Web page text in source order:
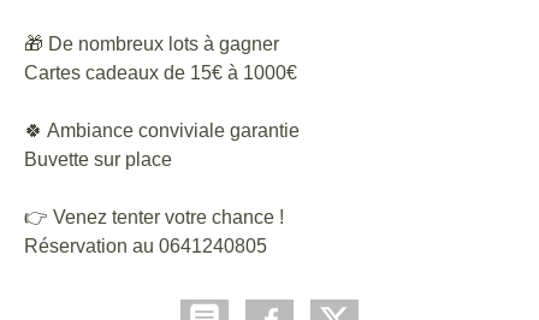
🎁 De nombreux lots à gagner
Cartes cadeaux de 15€ à 1000€
🍀 Ambiance conviviale garantie
Buvette sur place
👉 Venez tenter votre chance !
Réservation au 0641240805